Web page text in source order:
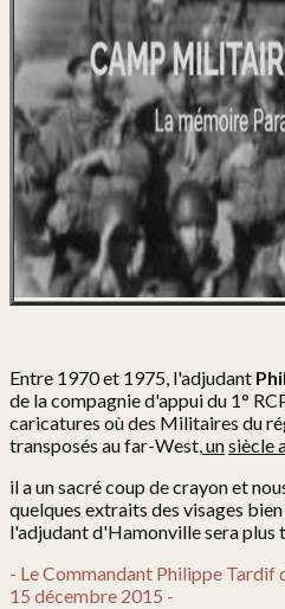
La neige et
De Jebsheim
39/45 et
Avec Les
Vosges &
Dien Bien
La 3 en
1er RCP en
L'Algérie
Entre 1970 et 1975, l'adjudant
de la compagnie d'appui du 1°
caricatures où des Militaires du
transposés au far-West,unsiècle
il a un sacré coup de crayon et
quelques extraits des visages
l'adjudant d'Hamonville sera plus
- Le Commandant Philippe Tardif
15 décembre 2015 -